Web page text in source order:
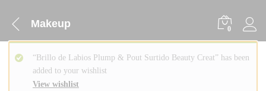
Makeup 0
View wishlist
“Brillo de Labios Plump & Pout Surtido Beauty Creat” has been
added to your wishlist